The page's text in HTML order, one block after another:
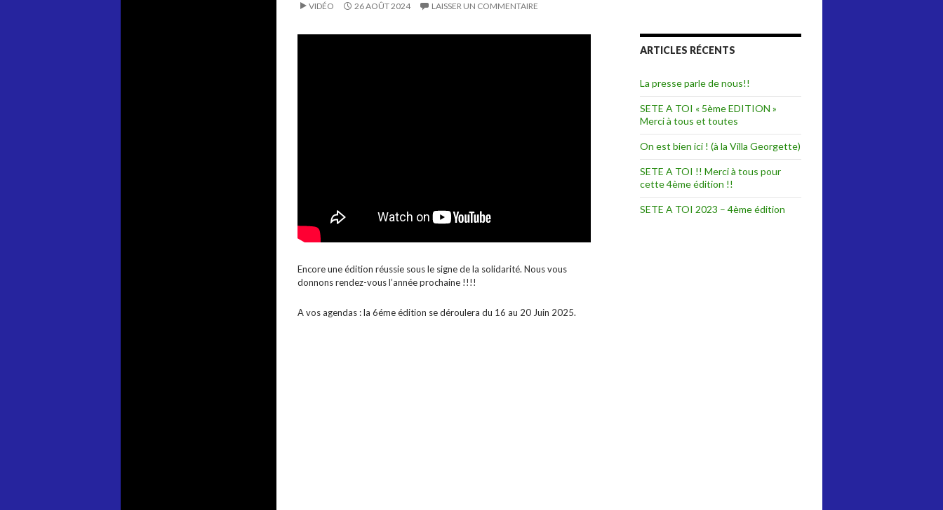
VIDÉO 26 AOÛT 2024 LAISSER UN COMMENTAIRE
Encore une édition réussie sous le signe de la solidarité. Nous vous
donnons rendez-vous l’année prochaine !!!!
A vos agendas : la 6éme édition se déroulera du 16 au 20 Juin 2025.
ARTICLES RÉCENTS
La presse parle de nous!!
SETE A TOI « 5ème EDITION »
Merci à tous et toutes
On est bien ici ! (à la Villa Georgette)
SETE A TOI !! Merci à tous pour
cette 4ème édition !!
SETE A TOI 2023 – 4ème édition